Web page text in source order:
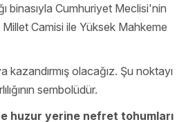
binasıyla Cumhuriyet Meclisi'nin
Camisi ile Yüksek Mahkeme
olacağız. Şu noktayı
sembolüdür.
huzur yerine nefret tohumları